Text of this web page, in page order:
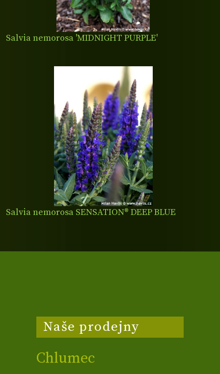
Salvia nemorosa 'MIDNIGHT PURPLE'
Salvia nemorosa SENSATION® DEEP BLUE
Naše prodejny
Chlumec